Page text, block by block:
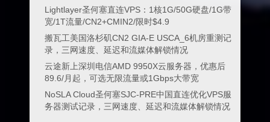
Lightlayer圣何塞直连VPS：1核1G/50G硬盘/1G带
宽/1T流量/CN2+CMIN2/限时$4.9
搬瓦工美国洛杉矶CN2 GIA-E USCA_6机房重测记
录，三网速度、延迟和流媒体解锁情况
云途新上深圳电信AMD 9950X云服务器，优惠后
89.6/月起，可选无限流量或1Gbps大带宽
NoSLA Cloud圣何塞SJC-PRE中国直连优化VPS服
务器测试记录，三网速度、延迟和流媒体解锁情况